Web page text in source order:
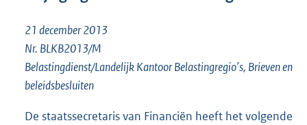
d
o
o
e
21 december 2013
Nr. BLKB2013/M
Belastingdienst/Landelijk Kantoor Belastingregio’s, Brieven en
beleidsbesluiten
De staatssecretaris van Financiën heeft het volgende